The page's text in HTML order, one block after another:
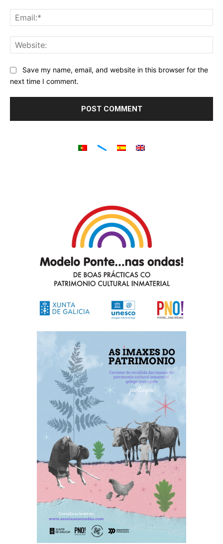
Save my name, email, and website in this browser for the
next time I comment.